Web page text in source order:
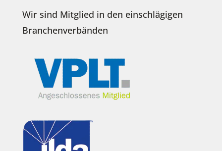
Wir sind Mitglied in den einschlägigen
Branchenverbänden